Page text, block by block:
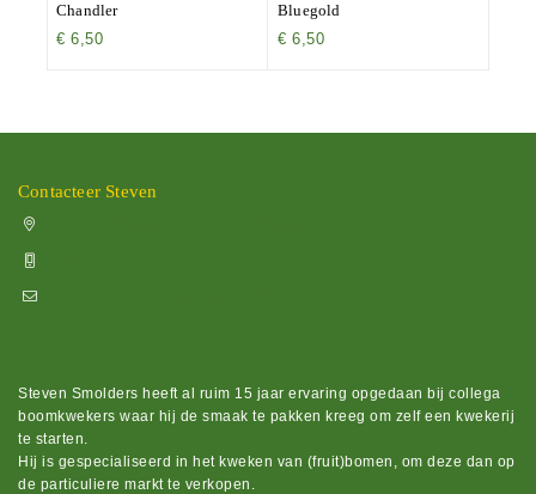
Chandler
€ 6,50
Bluegold
€ 6,50
Contacteer Steven
Steven Smolders heeft al ruim 15 jaar ervaring opgedaan bij collega
boomkwekers waar hij de smaak te pakken kreeg om zelf een kwekerij
te starten.
Hij is gespecialiseerd in het kweken van (fruit)bomen, om deze dan op
de particuliere markt te verkopen.